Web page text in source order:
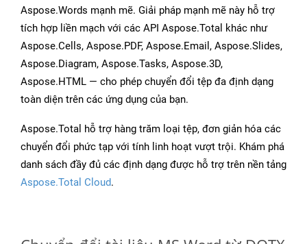
Aspose.Words mạnh mẽ. Giải pháp mạnh mẽ này hỗ trợ
tích hợp liền mạch với các API Aspose.Total khác như
Aspose.Cells, Aspose.PDF, Aspose.Email, Aspose.Slides,
Aspose.Diagram, Aspose.Tasks, Aspose.3D,
Aspose.HTML — cho phép chuyển đổi tệp đa định dạng
toàn diện trên các ứng dụng của bạn.
Aspose.Total hỗ trợ hàng trăm loại tệp, đơn giản hóa các
chuyển đổi phức tạp với tính linh hoạt vượt trội. Khám phá
danh sách đầy đủ các định dạng được hỗ trợ trên nền tảng
Aspose.Total Cloud.